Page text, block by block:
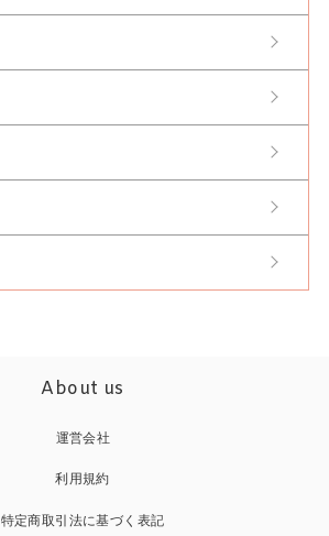
About us
運営会社
利用規約
特定商取引法に基づく表記